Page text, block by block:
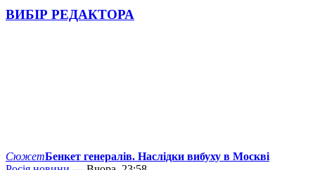
ВИБІР РЕДАКТОРА
СюжетБенкет генералів. Наслідки вибуху в Москві